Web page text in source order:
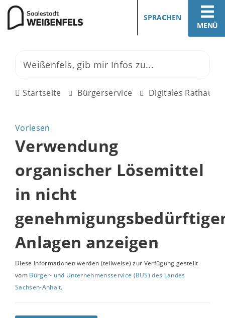
MENÜ
SPRACHEN
Startseite Bürgerservice Digitales Rathaus
Vorlesen
Verwendung
organischer Lösemittel
in nicht
Anlagen anzeigen
Diese Informationen werden (teilweise) zur Verfügung gestellt
vom Bürger- und Unternehmensservice (BUS) des Landes
Sachsen-Anhalt.